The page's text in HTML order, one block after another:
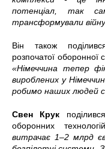
потенціал, так
трансформували
Він також
розпочатої оборонної
«Німеччина тепер
вироблених у
робимо наших людей
Свен Крук
оборонних
витрачає 1–2 млрд